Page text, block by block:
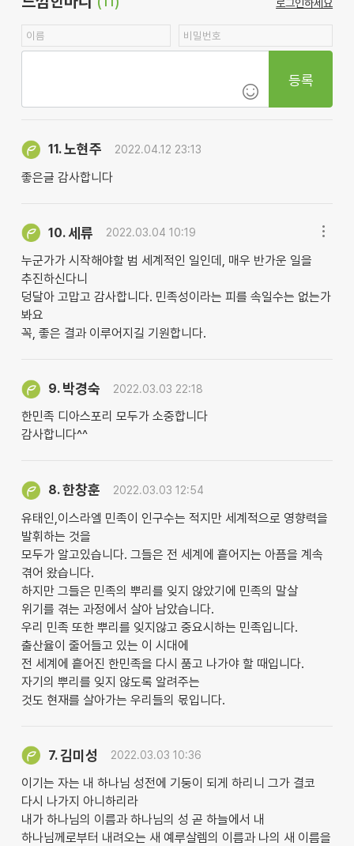
로그인하세요
등록
11.노현주 2022.04.12 23:13
좋은글 감사합니다
10.세류 2022.03.04 10:19
누군가가 시작해야할 범 세계적인 일인데, 매우 반가운 일을
추진하신다니
덩달아 고맙고 감사합니다. 민족성이라는 피를 속일수는 없는가
봐요
꼭, 좋은 결과 이루어지길 기원합니다.
9. 박경숙 2022.03.03 22:18
한민족 디아스포리 모두가 소중합니다
감사합니다^^
8.한창훈 2022.03.03 12:54
유태인,이스라엘 민족이 인구수는 적지만 세계적으로 영향력을
발휘하는 것을
모두가 알고있습니다. 그들은 전 세계에 흩어지는 아픔을 계속
겪어 왔습니다.
하지만 그들은 민족의 뿌리를 잊지 않았기에 민족의 말살
위기를 겪는 과정에서 살아 남았습니다.
우리 민족 또한 뿌리를 잊지않고 중요시하는 민족입니다.
출산율이 줄어들고 있는 이 시대에
전 세계에 흩어진 한민족을 다시 품고 나가야 할 때입니다.
자기의 뿌리를 잊지 않도록 알려주는
것도 현재를 살아가는 우리들의 몫입니다.
7.김미성 2022.03.03 10:36
이기는 자는 내 하나님 성전에 기둥이 되게 하리니 그가 결코
다시 나가지 아니하리라
내가 하나님의 이름과 하나님의 성 곧 하늘에서 내
하나님께로부터 내려오는 새 예루살렘의 이름과 나의 새 이름을